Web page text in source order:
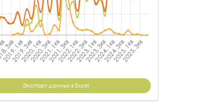
Экспорт данных в Excel